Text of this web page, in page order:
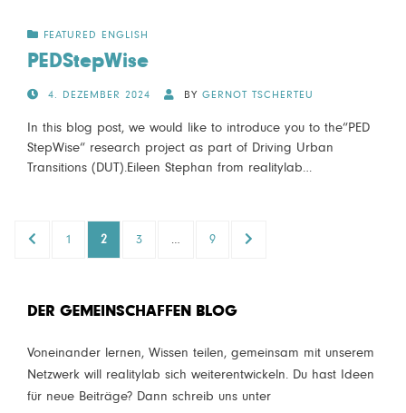
FEATURED ENGLISH
PEDStepWise
POSTED4. DEZEMBER 2024 BY GERNOT TSCHERTEU
In this blog post, we would like to introduce you to the“PED
StepWise“ research project as part of Driving Urban
Transitions (DUT).Eileen Stephan from realitylab…
Seitennummerierung
PREVIOUS
PAGE
1 PAGE
2 PAGE
3 PAGE
9
NEXT
DER GEMEINSCHAFFEN BLOG
Voneinander lernen, Wissen teilen, gemeinsam mit unserem
Netzwerk will realitylab sich weiterentwickeln. Du hast Ideen
für neue Beiträge? Dann schreib uns unter